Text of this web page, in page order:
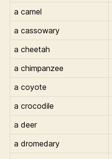
a camel
a cassowary
a cheetah
a chimpanzee
a coyote
a crocodile
a deer
a dromedary